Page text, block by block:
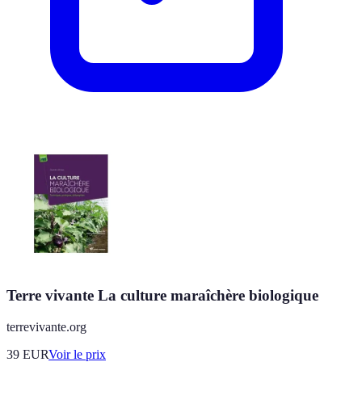
Terre vivante La culture maraîchère biologique
terrevivante.org
39 EURVoir le prix